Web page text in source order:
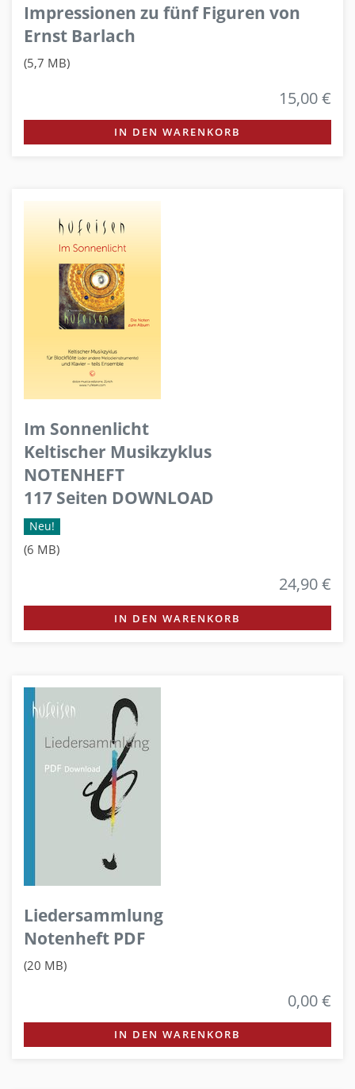
Impressionen zu fünf Figuren von
Ernst Barlach
(5,7 MB)
15,00 €
IN DEN WARENKORB
Im Sonnenlicht
Keltischer Musikzyklus
NOTENHEFT
117 Seiten DOWNLOAD
Neu!
(6 MB)
24,90 €
IN DEN WARENKORB
Liedersammlung
Notenheft PDF
(20 MB)
0,00 €
IN DEN WARENKORB